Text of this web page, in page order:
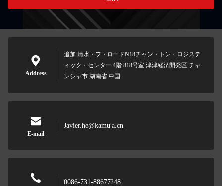
Address
追加 清水・フ・ロードN18チャン・トン・ロジステ
ィック・センター 4階 818号室 津津経済開発区 チャ
ンシャ市 湖南省 中国
E-mail
Javier.he@kamuja.cn
0086-731-88677248